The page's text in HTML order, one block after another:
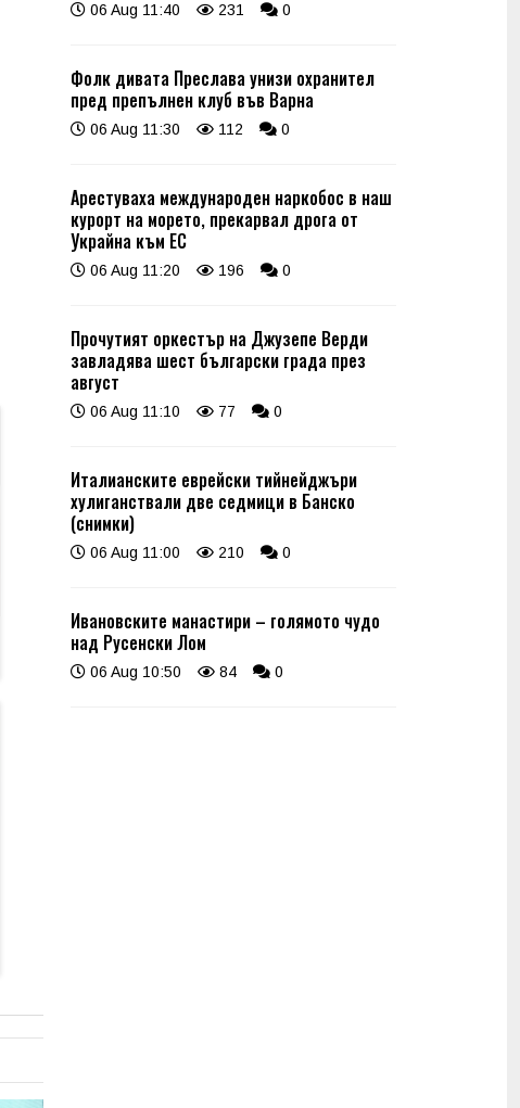
06 Aug 11:40 231 0
Фолк дивата Преслава унизи охранител
пред препълнен клуб във Варна
06 Aug 11:30 112 0
Арестуваха международен наркобос в наш
курорт на морето, прекарвал дрога от
Украйна към ЕС
06 Aug 11:20 196 0
Прочутият оркестър на Джузепе Верди
завладява шест български града през
август
06 Aug 11:10 77 0
Италианските еврейски тийнейджъри
хулиганствали две седмици в Банско
(снимки)
06 Aug 11:00 210 0
Ивановските манастири – голямото чудо
над Русенски Лом
06 Aug 10:50 84 0